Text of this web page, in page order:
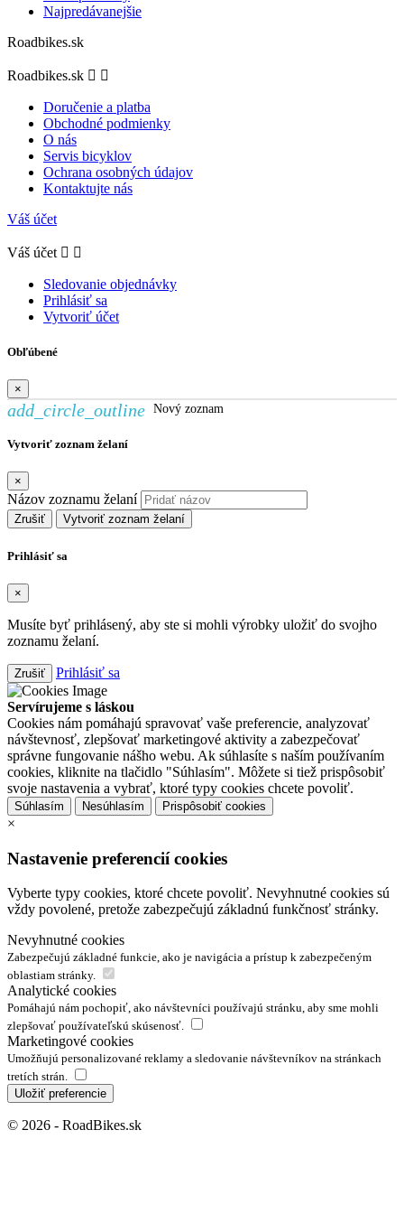
Najpredávanejšie
Roadbikes.sk
Roadbikes.sk  
Doručenie a platba
Obchodné podmienky
O nás
Servis bicyklov
Ochrana osobných údajov
Kontaktujte nás
Váš účet
Váš účet  
Sledovanie objednávky
Prihlásiť sa
Vytvoriť účet
Obľúbené
×
add_circle_outline Nový zoznam
Vytvoriť zoznam želaní
×
Názov zoznamu želaní
Zrušiť Vytvoriť zoznam želaní
Prihlásiť sa
×
Musíte byť prihlásený, aby ste si mohli výrobky uložiť do svojho
zoznamu želaní.
Zrušiť Prihlásiť sa
Servírujeme s láskou
Cookies nám pomáhajú spravovať vaše preferencie, analyzovať
návštevnosť, zlepšovať marketingové aktivity a zabezpečovať
správne fungovanie nášho webu. Ak súhlasíte s naším používaním
cookies, kliknite na tlačidlo "Súhlasím". Môžete si tiež prispôsobiť
svoje nastavenia a vybrať, ktoré typy cookies chcete povoliť.
Súhlasím Nesúhlasím Prispôsobiť cookies
×
Nastavenie preferencií cookies
Vyberte typy cookies, ktoré chcete povoliť. Nevyhnutné cookies sú
vždy povolené, pretože zabezpečujú základnú funkčnosť stránky.
Nevyhnutné cookies
Zabezpečujú základné funkcie, ako je navigácia a prístup k zabezpečeným
oblastiam stránky.
Analytické cookies
Pomáhajú nám pochopiť, ako návštevníci používajú stránku, aby sme mohli
zlepšovať používateľskú skúsenosť.
Marketingové cookies
Umožňujú personalizované reklamy a sledovanie návštevníkov na stránkach
tretích strán.
Uložiť preferencie
© 2026 - RoadBikes.sk